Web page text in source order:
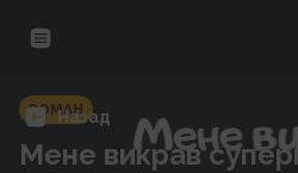
Назад
РОМАН
Мене викрав